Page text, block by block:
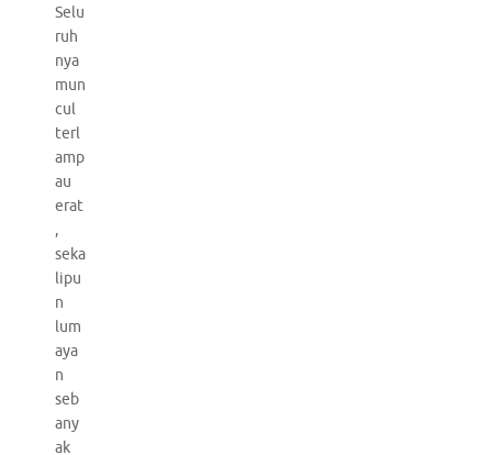
Selu
ruh
nya
mun
cul
terl
amp
au
erat
,
seka
lipu
n
lum
aya
n
seb
any
ak